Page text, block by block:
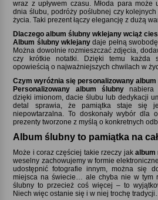
wraz z upływem czasu. Młoda para może
dnia ślubu, podróży poślubnej czy
życia. Taki prezent łączy elegancję z dużą
Dlaczego album ślubny wklejany wciąż
Album ślubny wklejany daje pełną
Można dowolnie rozmieszczać zdjęcia,
czy krótkie notatki. Dzięki temu każda
opowieścią o najważniejszych chwilach w
Czym wyróżnia się personalizowany
Personalizowany album ślubnynabiera
dzięki imionom, dacie ślubu lub dedykacji
detal sprawia, że pamiątka staje się
niepowtarzalna. To doskonały wybór dla
prezenty tworzone z myślą o konkretnych
Album ślubny to pamiątka na
Może i coraz częściej takie rzeczy jak album
weselny zachowujemy w formie
udostępnić fotografie innym, można się
miejsca na świecie… ale chyba nie w tym
ślubny to przecież coś więcej – to
Niech więc ostanie się i w niej trochę tradycji…